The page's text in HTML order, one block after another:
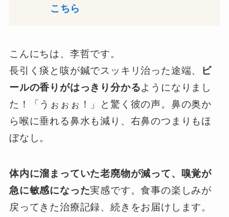
こちら
こんにちは、李哲です。
長引く痰と咳が鍼でスッキリ治った途端、
ビ
ールの香りがはっきり分かるようになりまし
た！「うぉぉぉ！」と驚く彼の声。鼻の奥か
ら喉に垂れる鼻水も減り、右鼻のつまりもほ
ぼなし。
体内に溜まっていた老廃物が減って、嗅覚が
急に敏感になった実感です。食事の楽しみが
戻ってきた治療記録、続きをお届けします。